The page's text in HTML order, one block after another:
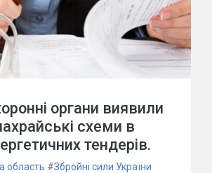
органи виявили
схеми в
тендерів.
область #Збройні сили України